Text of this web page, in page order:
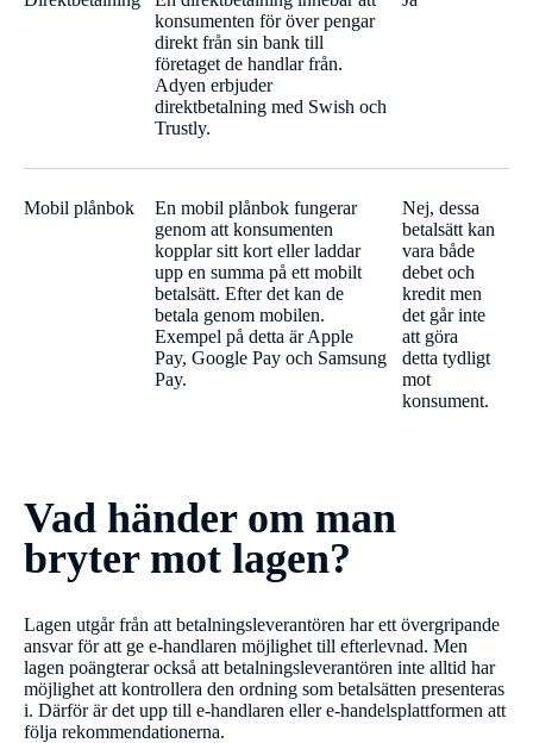
konsumenten för över pengar
direkt från sin bank till
företaget de handlar från.
Adyen erbjuder
direktbetalning med Swish och
Trustly.
Mobil plånbok
En mobil plånbok fungerar
genom att konsumenten
kopplar sitt kort eller laddar
upp en summa på ett mobilt
betalsätt. Efter det kan de
betala genom mobilen.
Exempel på detta är Apple
Pay, Google Pay och Samsung
Pay.
Nej, dessa
betalsätt kan
vara både
debet och
kredit men
det går inte
att göra
detta tydligt
mot
konsument.
Vad händer om man
bryter mot lagen?
Lagen utgår från att betalningsleverantören har ett övergripande
ansvar för att ge e-handlaren möjlighet till efterlevnad. Men
lagen poängterar också att betalningsleverantören inte alltid har
möjlighet att kontrollera den ordning som betalsätten presenteras
i. Därför är det upp till e-handlaren eller e-handelsplattformen att
följa rekommendationerna.